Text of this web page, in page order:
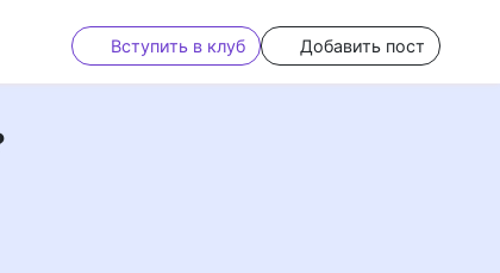
Вступить в клуб Добавить пост